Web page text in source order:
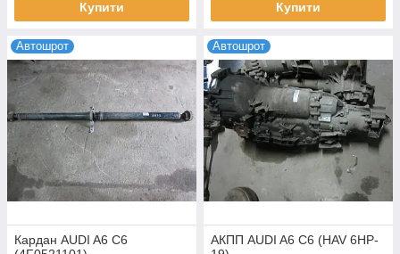
Купити Купити
Автошрот
Кардан AUDI A6 C6
Автошрот
АКПП AUDI A6 C6 (HAV 6HP-